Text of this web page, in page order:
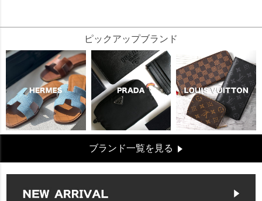
ピックアップブランド
ブランド一覧を見る